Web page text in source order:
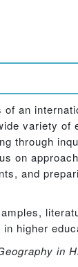
an
variety of
through
on
and
higher
in